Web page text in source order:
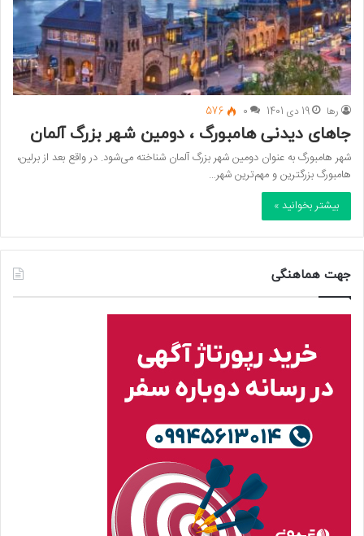
رها 19 دی 1401 0
576
جاهای دیدنی هامبورگ ، دومین شهر بزرگ آلمان
شهر هامبورگ به عنوان دومین شهر بزرگ آلمان شناخته می‌شود. در واقع بعد از برلین،
هامبورگ بزرگترین و مهم‌ترین شهر…
بیشتر بخوانید »
جهت هماهنگی